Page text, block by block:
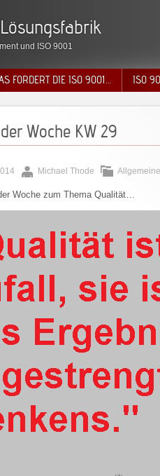
und ISO 9001
FORDERT DIE ISO 9001… ISO
Woche KW 29
Michael Thode
Woche zum Thema Qualität…